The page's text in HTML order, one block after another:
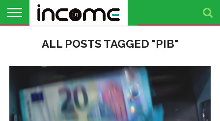
PROFIL DE
ANTREPRENOR
BUSINESS
ANALIZE
FINANȚE
PERSONALEALL POSTS TAGGED "PIB"